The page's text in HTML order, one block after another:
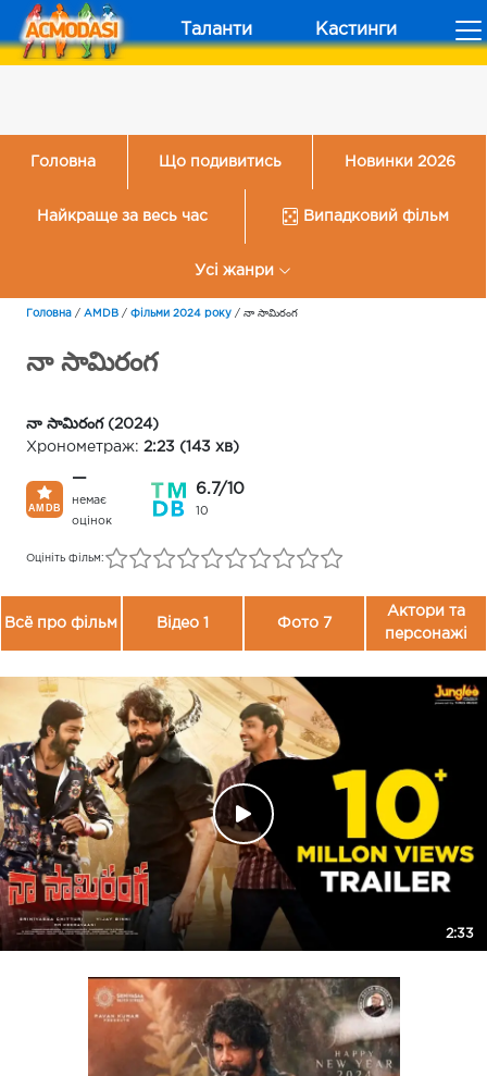
Таланти Кастинги
Головна Що подивитись Новинки 2026
Найкраще за весь час Випадковий фільм
Усі жанри
Головна / AMDB / Фільми 2024 року / నా సామిరంగ
నా సామిరంగ
నా సామిరంగ (2024)
Хронометраж: 2:23 (143 хв)
—
немає
оцінок
6.7/10
10
Оцініть фільм:
Всё про фільм Відео 1 Фото 7
Актори та
персонажі
2:33